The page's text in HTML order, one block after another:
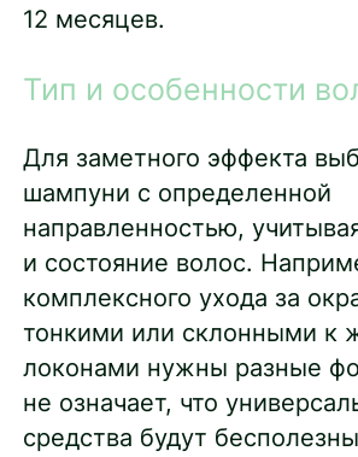
12 месяцев.
Тип и особенности
Для заметного эффекта
шампуни с определенной
направленностью,
и состояние волос.
комплексного ухода за
тонкими или склонными к
локонами нужны разные
не означает, что
средства будут